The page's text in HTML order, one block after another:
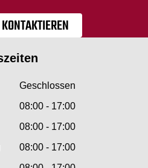
Geschlossen
08:00 - 17:00
08:00 - 17:00
08:00 - 17:00